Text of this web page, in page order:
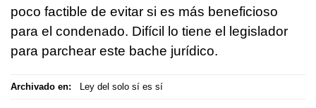
poco factible de evitar si es más beneficioso
para el condenado. Difícil lo tiene el legislador
para parchear este bache jurídico.
Archivado en: Ley del solo sí es sí